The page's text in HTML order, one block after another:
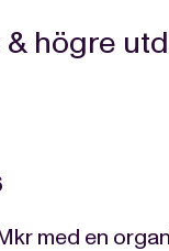
högre
med en